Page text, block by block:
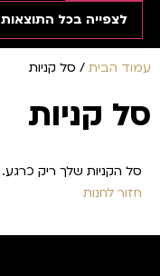
לצפייה בכל התוצאות
עמוד הבית / סל קניות
סל קניות
סל הקניות שלך ריק כרגע.
חזור לחנות